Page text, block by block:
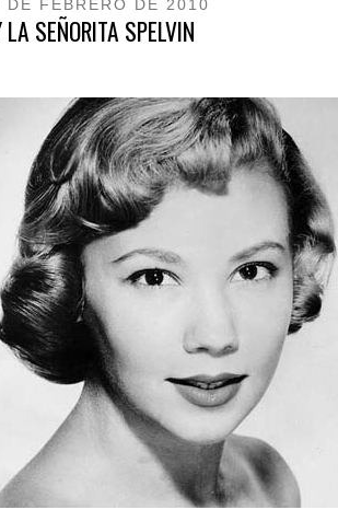
DE FEBRERO DE 2010
SEÑORITA SPELVIN